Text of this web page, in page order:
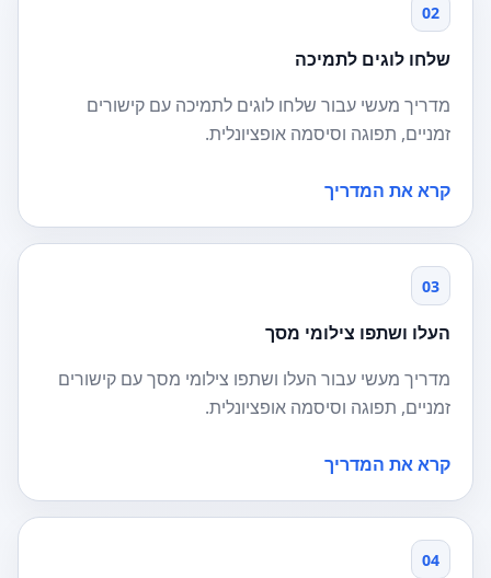
02
שלחו לוגים לתמיכה
מדריך מעשי עבור שלחו לוגים לתמיכה עם קישורים
זמניים, תפוגה וסיסמה אופציונלית.
קרא את המדריך
03
העלו ושתפו צילומי מסך
מדריך מעשי עבור העלו ושתפו צילומי מסך עם קישורים
זמניים, תפוגה וסיסמה אופציונלית.
קרא את המדריך
04